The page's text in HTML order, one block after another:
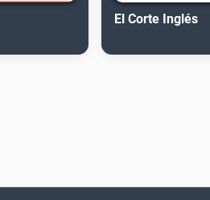
El Corte Inglés